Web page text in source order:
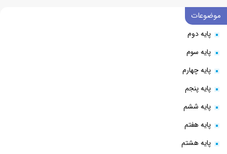
موضوعات
پایه دوم
پایه سوم
پایه چهارم
پایه پنجم
پایه ششم
پایه هفتم
پایه هشتم